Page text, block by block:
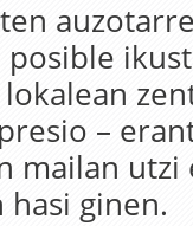
–
mailan
ginen.